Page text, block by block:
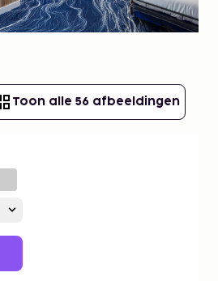
Toon alle 56 afbeeldingen